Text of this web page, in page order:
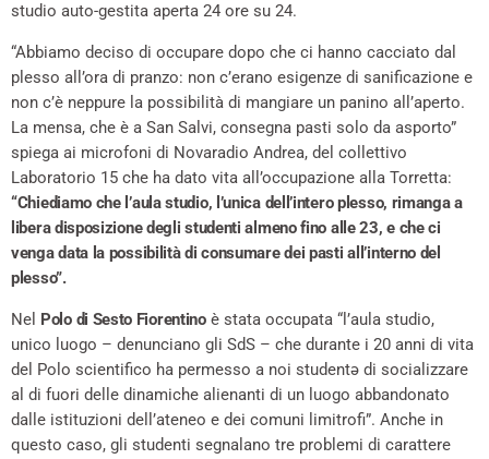
studio auto-gestita aperta 24 ore su 24.
“Abbiamo deciso di occupare dopo che ci hanno cacciato dal
plesso all’ora di pranzo: non c’erano esigenze di sanificazione e
non c’è neppure la possibilità di mangiare un panino all’aperto.
La mensa, che è a San Salvi, consegna pasti solo da asporto”
spiega ai microfoni di Novaradio Andrea, del collettivo
Laboratorio 15 che ha dato vita all’occupazione alla Torretta:
“Chiediamo che l’aula studio, l’unica dell’intero plesso, rimanga a
libera disposizione degli studenti almeno fino alle 23, e che ci
venga data la possibilità di consumare dei pasti all’interno del
plesso”.
Nel Polo di Sesto Fiorentinoè stata occupata “l’aula studio,
unico luogo – denunciano gli SdS – che durante i 20 anni di vita
del Polo scientifico ha permesso a noi studentə di socializzare
al di fuori delle dinamiche alienanti di un luogo abbandonato
dalle istituzioni dell’ateneo e dei comuni limitrofi”. Anche in
questo caso, gli studenti segnalano tre problemi di carattere